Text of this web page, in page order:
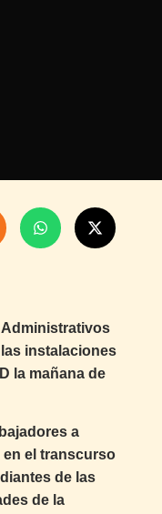
Administrativos
instalaciones
la mañana de
a
el transcurso
de las
de la